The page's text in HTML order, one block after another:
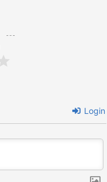
Login